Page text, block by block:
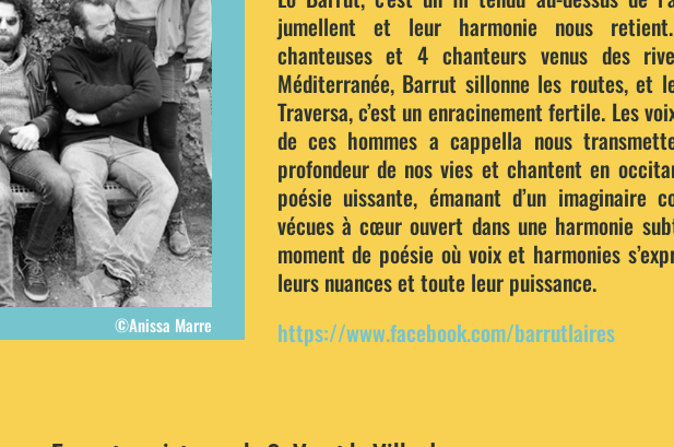
©Anissa Marre
jumellent et leur harmonie nous
chanteuses et 4 chanteurs venus des
Méditerranée, Barrut sillonne les routes, et
Traversa, c’est un enracinement fertile. Les
de ces hommes a cappella nous
profondeur de nos vies et chantent en
poésie uissante, émanant d’un imaginaire
vécues à cœur ouvert dans une harmonie
moment de poésie où voix et harmonies
leurs nuances et toute leur puissance.
https://www.facebook.com/barrutlaires